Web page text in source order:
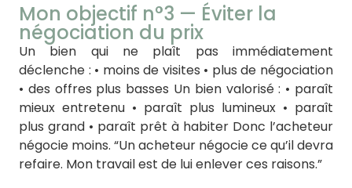
Mon objectif n°3 — Éviter la
négociation du prix
Un bien qui ne plaît pas immédiatement
déclenche : • moins de visites • plus de négociation
• des offres plus basses Un bien valorisé : • paraît
mieux entretenu • paraît plus lumineux • paraît
plus grand • paraît prêt à habiter Donc l’acheteur
négocie moins. “Un acheteur négocie ce qu’il devra
refaire. Mon travail est de lui enlever ces raisons.”